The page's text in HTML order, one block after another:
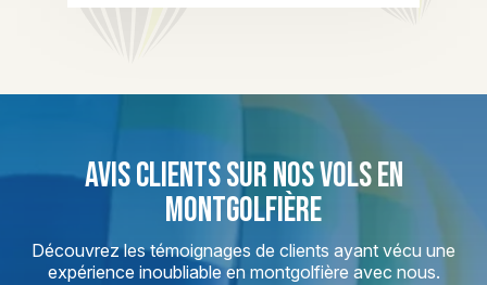
AVIS CLIENTS SUR NOS VOLS EN
MONTGOLFIÈRE
Découvrez les témoignages de clients ayant vécu une
expérience inoubliable en montgolfière avec nous.